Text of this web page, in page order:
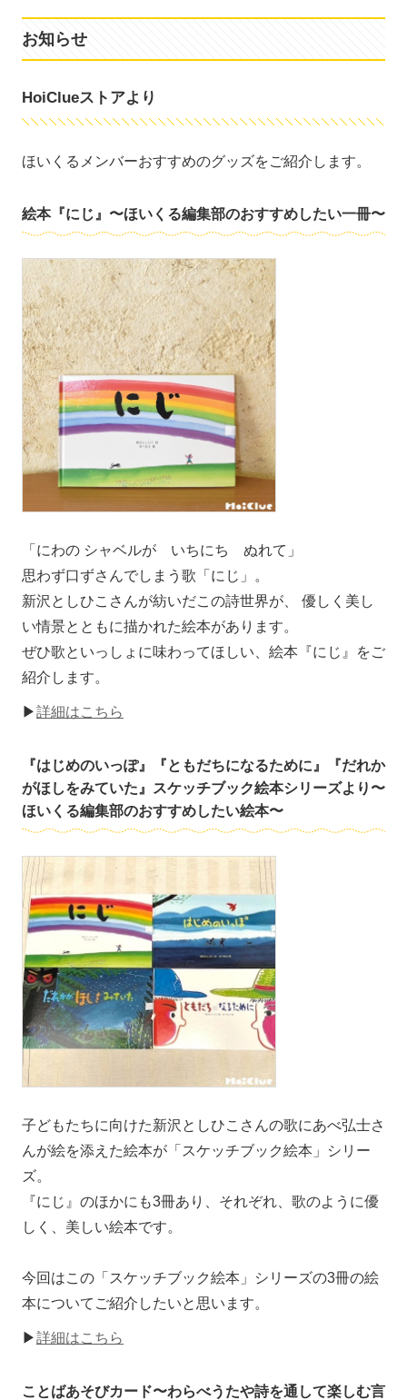
お知らせ
HoiClueストアより
ほいくるメンバーおすすめのグッズをご紹介します。
絵本『にじ』〜ほいくる編集部のおすすめしたい一冊〜
「にわの シャベルが いちにち ぬれて」
思わず口ずさんでしまう歌「にじ」。
新沢としひこさんが紡いだこの詩世界が、 優しく美し
い情景とともに描かれた絵本があります。
ぜひ歌といっしょに味わってほしい、絵本『にじ』をご
紹介します。
▶詳細はこちら
『はじめのいっぽ』『ともだちになるために』『だれか
がほしをみていた』スケッチブック絵本シリーズより〜
ほいくる編集部のおすすめしたい絵本〜
子どもたちに向けた新沢としひこさんの歌にあべ弘士さ
んが絵を添えた絵本が「スケッチブック絵本」シリー
ズ。
『にじ』のほかにも3冊あり、それぞれ、歌のように優
しく、美しい絵本です。
今回はこの「スケッチブック絵本」シリーズの3冊の絵
本についてご紹介したいと思います。
▶詳細はこちら
ことばあそびカード〜わらべうたや詩を通して楽しむ言